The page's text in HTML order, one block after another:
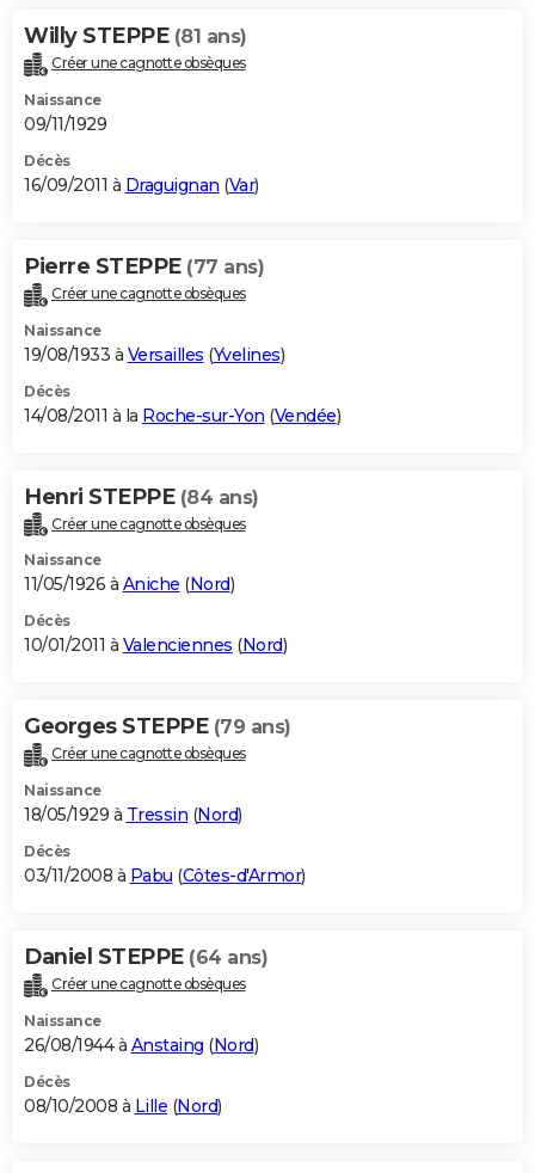
Willy STEPPE (81 ans)
Créer une cagnotte obsèques
Naissance
09/11/1929
Décès
16/09/2011 à Draguignan (Var)
Pierre STEPPE (77 ans)
Créer une cagnotte obsèques
Naissance
19/08/1933 à Versailles (Yvelines)
Décès
14/08/2011 à la Roche-sur-Yon (Vendée)
Henri STEPPE (84 ans)
Créer une cagnotte obsèques
Naissance
11/05/1926 à Aniche (Nord)
Décès
10/01/2011 à Valenciennes (Nord)
Georges STEPPE (79 ans)
Créer une cagnotte obsèques
Naissance
18/05/1929 à Tressin (Nord)
Décès
03/11/2008 à Pabu (Côtes-d'Armor)
Daniel STEPPE (64 ans)
Créer une cagnotte obsèques
Naissance
26/08/1944 à Anstaing (Nord)
Décès
08/10/2008 à Lille (Nord)